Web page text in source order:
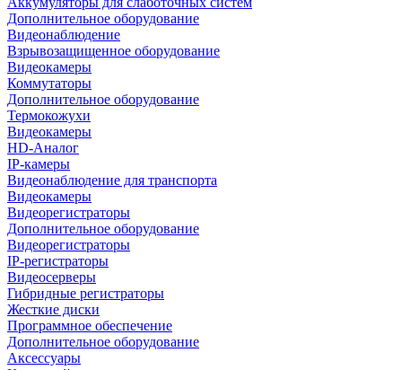
Дополнительное оборудование
Видеонаблюдение
Взрывозащищенное оборудование
Видеокамеры
Коммутаторы
Дополнительное оборудование
Термокожухи
Видеокамеры
HD-Аналог
IP-камеры
Видеонаблюдение для транспорта
Видеокамеры
Видеорегистраторы
Дополнительное оборудование
Видеорегистраторы
IP-регистраторы
Видеосерверы
Гибридные регистраторы
Жесткие диски
Программное обеспечение
Дополнительное оборудование
Аксессуары